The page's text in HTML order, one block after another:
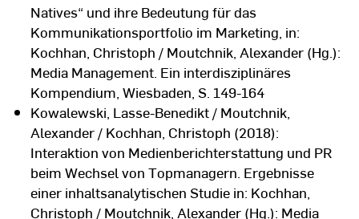
Natives“ und ihre Bedeutung für das
Kommunikationsportfolio im Marketing, in:
Kochhan, Christoph / Moutchnik, Alexander (Hg.):
Media Management. Ein interdisziplinäres
Kompendium, Wiesbaden, S. 149-164
Kowalewski, Lasse-Benedikt / Moutchnik,
Alexander / Kochhan, Christoph (2018):
Interaktion von Medienberichterstattung und PR
beim Wechsel von Topmanagern. Ergebnisse
einer inhaltsanalytischen Studie in: Kochhan,
Christoph / Moutchnik, Alexander (Hg.): Media